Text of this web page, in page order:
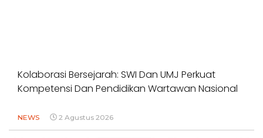
Kolaborasi Bersejarah: SWI Dan UMJ Perkuat
Kompetensi Dan Pendidikan Wartawan Nasional
NEWS 2 Agustus 2026